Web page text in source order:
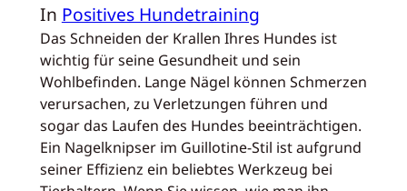
In Positives Hundetraining
Das Schneiden der Krallen Ihres Hundes ist
wichtig für seine Gesundheit und sein
Wohlbefinden. Lange Nägel können Schmerzen
verursachen, zu Verletzungen führen und
sogar das Laufen des Hundes beeinträchtigen.
Ein Nagelknipser im Guillotine-Stil ist aufgrund
seiner Effizienz ein beliebtes Werkzeug bei